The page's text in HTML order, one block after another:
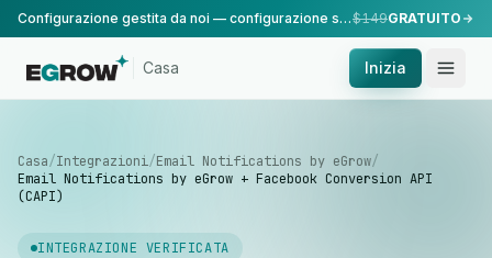
Configurazione gestita da noi — configurazione standard, eseguita dal nostro team.$149GRATUITO
Casa Inizia
Casa/Integrazioni/Email Notifications by eGrow/
Email Notifications by eGrow + Facebook Conversion API
(CAPI)
INTEGRAZIONE VERIFICATA